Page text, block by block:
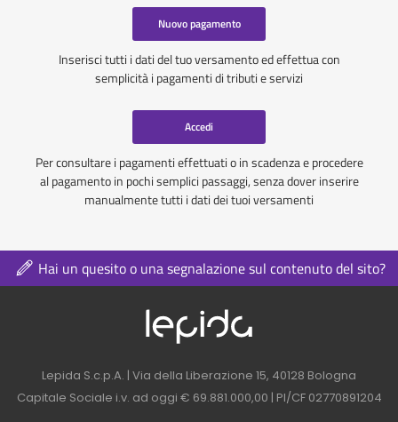
Nuovo pagamento
Inserisci tutti i dati del tuo versamento ed effettua con
semplicità i pagamenti di tributi e servizi
Accedi
Per consultare i pagamenti effettuati o in scadenza e procedere
al pagamento in pochi semplici passaggi, senza dover inserire
manualmente tutti i dati dei tuoi versamenti
Hai un quesito o una segnalazione sul contenuto del sito?
Logo azienda nel
Contatti azienda nel footer
Lepida S.c.p.A. | Via della Liberazione 15, 40128 Bologna
Capitale Sociale i.v. ad oggi € 69.881.000,00 | PI/CF 02770891204